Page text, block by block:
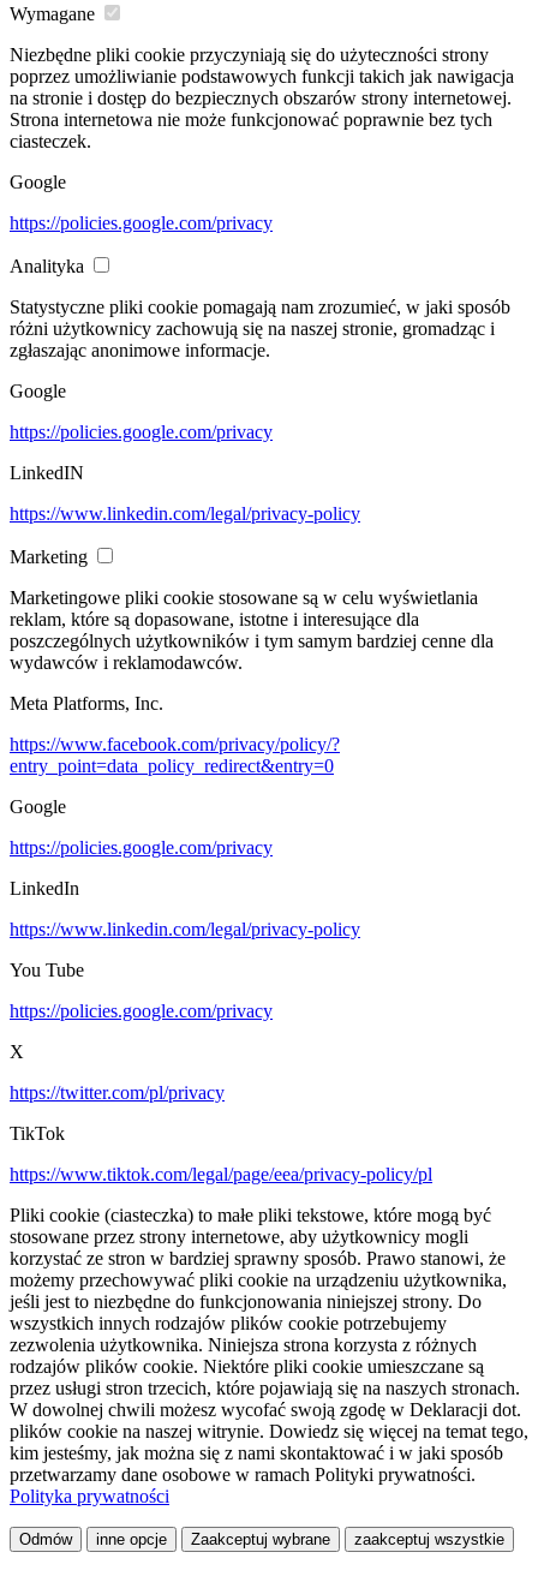
Wymagane
Niezbędne pliki cookie przyczyniają się do użyteczności strony
poprzez umożliwianie podstawowych funkcji takich jak nawigacja
na stronie i dostęp do bezpiecznych obszarów strony internetowej.
Strona internetowa nie może funkcjonować poprawnie bez tych
ciasteczek.
Google
https://policies.google.com/privacy
Analityka
Statystyczne pliki cookie pomagają nam zrozumieć, w jaki sposób
różni użytkownicy zachowują się na naszej stronie, gromadząc i
zgłaszając anonimowe informacje.
Google
https://policies.google.com/privacy
LinkedIN
https://www.linkedin.com/legal/privacy-policy
Marketing
Marketingowe pliki cookie stosowane są w celu wyświetlania
reklam, które są dopasowane, istotne i interesujące dla
poszczególnych użytkowników i tym samym bardziej cenne dla
wydawców i reklamodawców.
Meta Platforms, Inc.
https://www.facebook.com/privacy/policy/?
entry_point=data_policy_redirect&entry=0
Google
https://policies.google.com/privacy
LinkedIn
https://www.linkedin.com/legal/privacy-policy
You Tube
https://policies.google.com/privacy
X
https://twitter.com/pl/privacy
TikTok
https://www.tiktok.com/legal/page/eea/privacy-policy/pl
Pliki cookie (ciasteczka) to małe pliki tekstowe, które mogą być
stosowane przez strony internetowe, aby użytkownicy mogli
korzystać ze stron w bardziej sprawny sposób. Prawo stanowi, że
możemy przechowywać pliki cookie na urządzeniu użytkownika,
jeśli jest to niezbędne do funkcjonowania niniejszej strony. Do
wszystkich innych rodzajów plików cookie potrzebujemy
zezwolenia użytkownika. Niniejsza strona korzysta z różnych
rodzajów plików cookie. Niektóre pliki cookie umieszczane są
przez usługi stron trzecich, które pojawiają się na naszych stronach.
W dowolnej chwili możesz wycofać swoją zgodę w Deklaracji dot.
plików cookie na naszej witrynie. Dowiedz się więcej na temat tego,
kim jesteśmy, jak można się z nami skontaktować i w jaki sposób
przetwarzamy dane osobowe w ramach Polityki prywatności.
Polityka prywatności
Odmów inne opcje Zaakceptuj wybrane zaakceptuj wszystkie